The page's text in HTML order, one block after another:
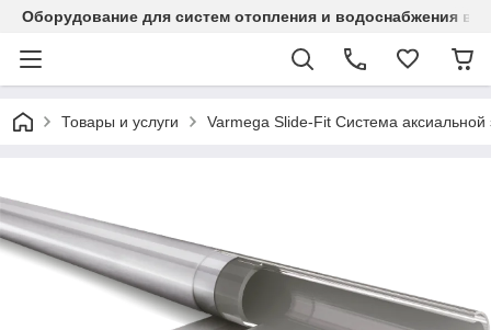
Оборудование для систем отопления и водоснабжения в
Товары и услуги Varmega Slide-Fit Система аксиальной